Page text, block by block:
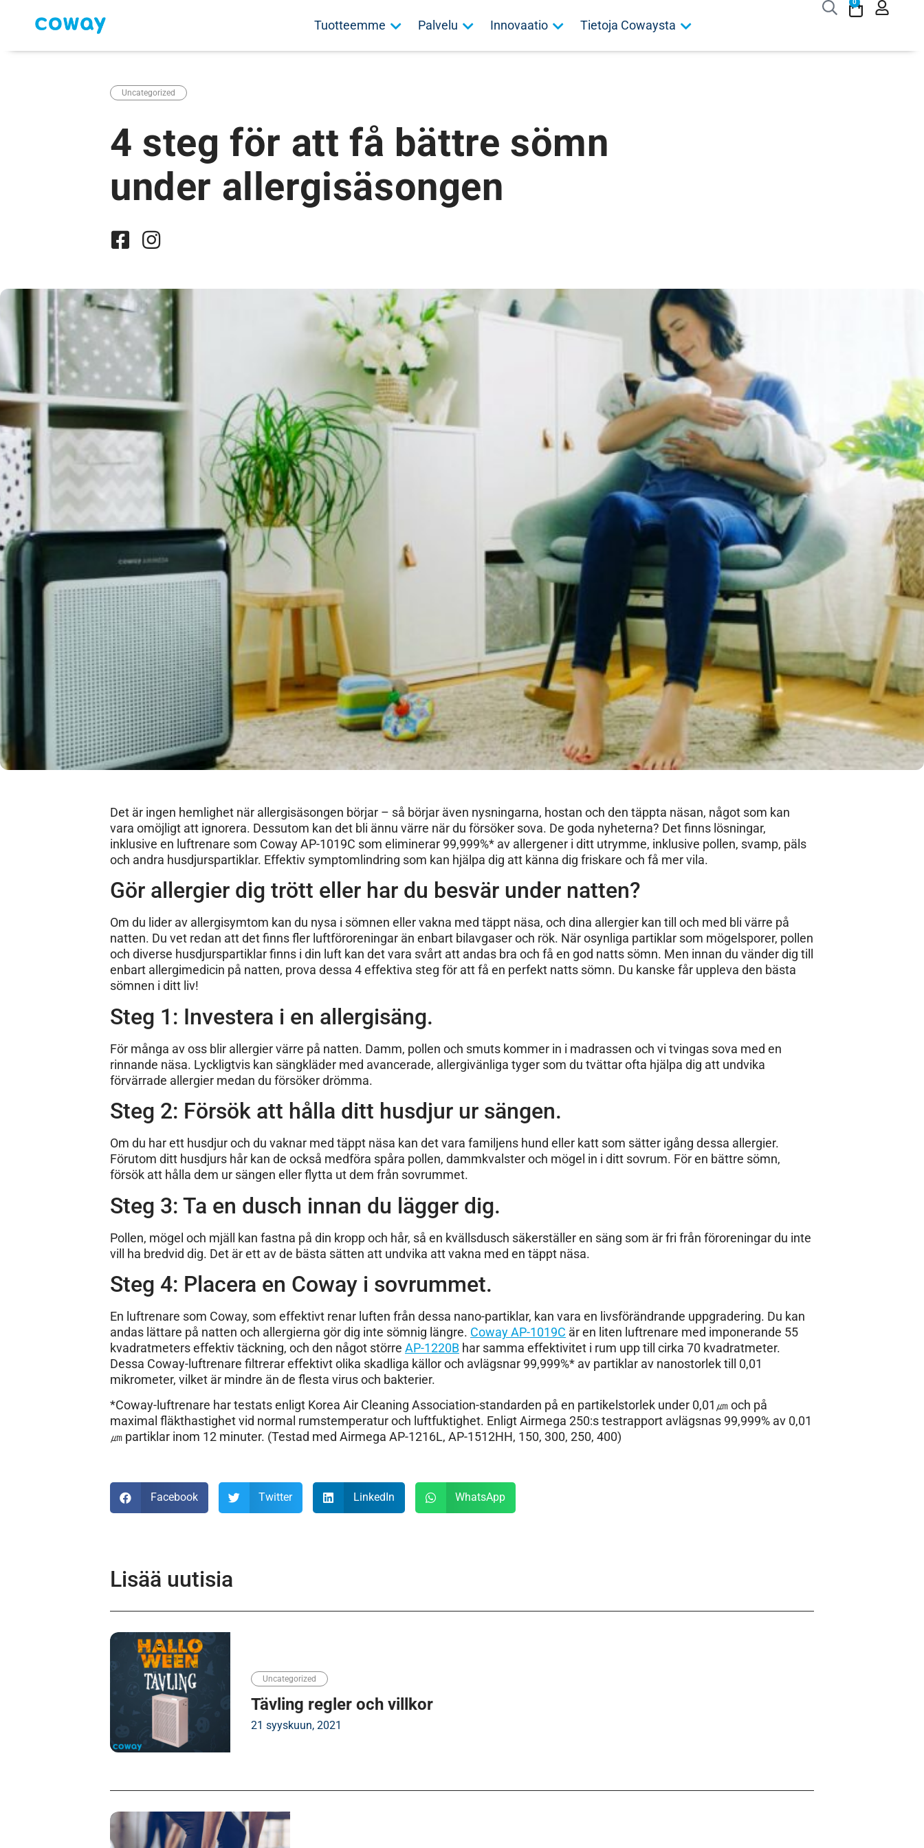
Tuotteemme Palvelu Innovaatio Tietoja Cowaysta
0
Uncategorized
4 steg för att få bättre sömn
under allergisäsongen
Det är ingen hemlighet när allergisäsongen börjar – så börjar även nysningarna, hostan och den täppta näsan, något som kan
vara omöjligt att ignorera. Dessutom kan det bli ännu värre när du försöker sova. De goda nyheterna? Det finns lösningar,
inklusive en luftrenare som Coway AP-1019C som eliminerar 99,999%* av allergener i ditt utrymme, inklusive pollen, svamp, päls
och andra husdjurspartiklar. Effektiv symptomlindring som kan hjälpa dig att känna dig friskare och få mer vila.
Gör allergier dig trött eller har du besvär under natten?
Om du lider av allergisymtom kan du nysa i sömnen eller vakna med täppt näsa, och dina allergier kan till och med bli värre på
natten. Du vet redan att det finns fler luftföroreningar än enbart bilavgaser och rök. När osynliga partiklar som mögelsporer, pollen
och diverse husdjurspartiklar finns i din luft kan det vara svårt att andas bra och få en god natts sömn. Men innan du vänder dig till
enbart allergimedicin på natten, prova dessa 4 effektiva steg för att få en perfekt natts sömn. Du kanske får uppleva den bästa
sömnen i ditt liv!
Steg 1: Investera i en allergisäng.
För många av oss blir allergier värre på natten. Damm, pollen och smuts kommer in i madrassen och vi tvingas sova med en
rinnande näsa. Lyckligtvis kan sängkläder med avancerade, allergivänliga tyger som du tvättar ofta hjälpa dig att undvika
förvärrade allergier medan du försöker drömma.
Steg 2: Försök att hålla ditt husdjur ur sängen.
Om du har ett husdjur och du vaknar med täppt näsa kan det vara familjens hund eller katt som sätter igång dessa allergier.
Förutom ditt husdjurs hår kan de också medföra spåra pollen, dammkvalster och mögel in i ditt sovrum. För en bättre sömn,
försök att hålla dem ur sängen eller flytta ut dem från sovrummet.
Steg 3: Ta en dusch innan du lägger dig.
Pollen, mögel och mjäll kan fastna på din kropp och hår, så en kvällsdusch säkerställer en säng som är fri från föroreningar du inte
vill ha bredvid dig. Det är ett av de bästa sätten att undvika att vakna med en täppt näsa.
Steg 4: Placera en Coway i sovrummet.
En luftrenare som Coway, som effektivt renar luften från dessa nano-partiklar, kan vara en livsförändrande uppgradering. Du kan
andas lättare på natten och allergierna gör dig inte sömnig längre. Coway AP-1019C är en liten luftrenare med imponerande 55
kvadratmeters effektiv täckning, och den något större AP-1220B har samma effektivitet i rum upp till cirka 70 kvadratmeter.
Dessa Coway-luftrenare filtrerar effektivt olika skadliga källor och avlägsnar 99,999%* av partiklar av nanostorlek till 0,01
mikrometer, vilket är mindre än de flesta virus och bakterier.
*Coway-luftrenare har testats enligt Korea Air Cleaning Association-standarden på en partikelstorlek under 0,01㎛ och på
maximal fläkthastighet vid normal rumstemperatur och luftfuktighet. Enligt Airmega 250:s testrapport avlägsnas 99,999% av 0,01
㎛ partiklar inom 12 minuter. (Testad med Airmega AP-1216L, AP-1512HH, 150, 300, 250, 400)
Facebook Twitter LinkedIn WhatsApp
Lisää uutisia
Uncategorized
Tävling regler och villkor
21 syyskuun, 2021